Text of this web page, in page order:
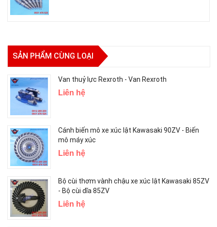
SẢN PHẨM CÙNG LOẠI
Van thuỷ lực Rexroth - Van Rexroth
Liên hệ
Cánh biến mô xe xúc lật Kawasaki 90ZV - Biến
mô máy xúc
Liên hệ
Bộ cùi thơm vành chậu xe xúc lật Kawasaki 85ZV
- Bộ cùi dĩa 85ZV
Liên hệ